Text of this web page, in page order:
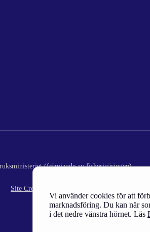
Vi använder cookies för att
marknadsföring. Du kan när
i det nedre vänstra hörnet. Läs
(främjande av fiskerinäringen)
Site Credits